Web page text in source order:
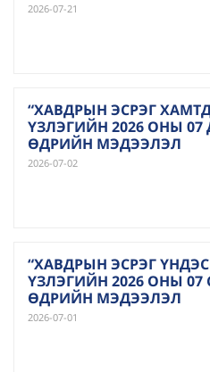
2026-07-21
“ХАВДРЫН ЭСРЭГ
ҮЗЛЭГИЙН 2026 ОНЫ 07
ӨДРИЙН МЭДЭЭЛЭЛ
2026-07-02
“ХАВДРЫН ЭСРЭГ
ҮЗЛЭГИЙН 2026 ОНЫ
ӨДРИЙН МЭДЭЭЛЭЛ
2026-07-01